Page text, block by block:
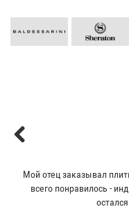
Мой отец заказывал
всего понравилось -